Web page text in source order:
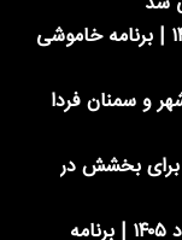
جدول قطعی برق مشهد روز شنبه ۱۷ مرداد ۱۴۰۵ | برنامه خاموشی
و سمنان فردا
برای بخشش در
جدول قطعی برق البرز و کرج روز شنبه ۱۷ مرداد ۱۴۰۵ | برنامه